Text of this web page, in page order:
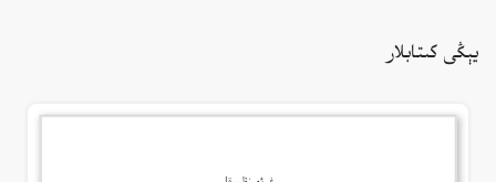
يېڭى كىتابلار